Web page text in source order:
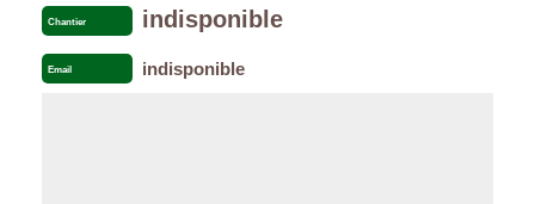
Chantier indisponible
Email indisponible